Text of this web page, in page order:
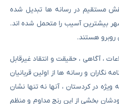
مستقیم در رسانه ها تبدیل شده
بیشترین آسیب را متحمل شده اند.
روبرو هستند.
، آگاهی ، حقیقت و انتقاد غیرقابل
نگاران و رسانه ها از اولین قربانیان
در کردستان ، آنها نه تنها نشان
بخشی از این رنج مداوم و منظم